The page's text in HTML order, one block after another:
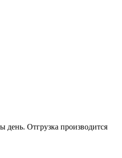
день. Отгрузка производится